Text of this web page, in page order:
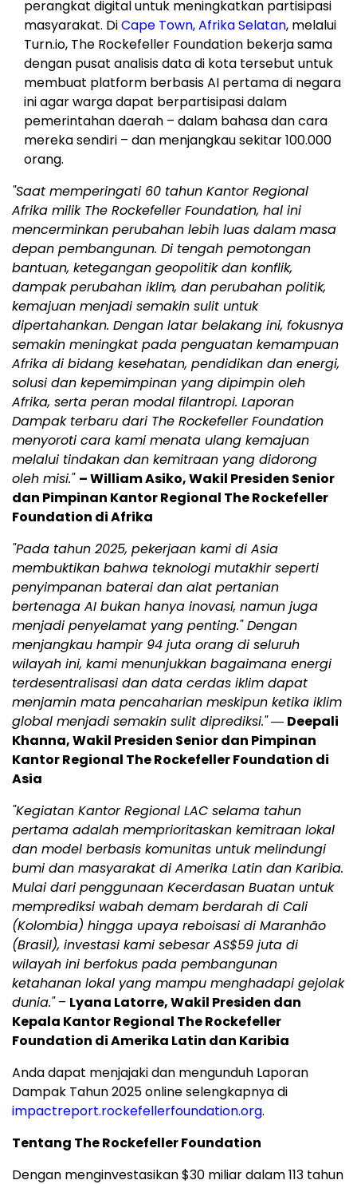
perangkat digital untuk meningkatkan partisipasi
masyarakat. DiCape Town, Afrika Selatan, melalui
Turn.io, The Rockefeller Foundation bekerja sama
dengan pusat analisis data di kota tersebut untuk
membuat platform berbasis AI pertama di negara
ini agar warga dapat berpartisipasi dalam
pemerintahan daerah – dalam bahasa dan cara
mereka sendiri – dan menjangkau sekitar 100.000
orang.
"Saat memperingati 60 tahun Kantor Regional
Afrika milik The Rockefeller Foundation, hal ini
mencerminkan perubahan lebih luas dalam masa
depan pembangunan. Di tengah pemotongan
bantuan, ketegangan geopolitik dan konflik,
dampak perubahan iklim, dan perubahan politik,
kemajuan menjadi semakin sulit untuk
dipertahankan. Dengan latar belakang ini, fokusnya
semakin meningkat pada penguatan kemampuan
Afrika di bidang kesehatan, pendidikan dan energi,
solusi dan kepemimpinan yang dipimpin oleh
Afrika, serta peran modal filantropi. Laporan
Dampak terbaru dari The Rockefeller Foundation
menyoroti cara kami menata ulang kemajuan
melalui tindakan dan kemitraan yang didorong
oleh misi." – William Asiko, Wakil Presiden Senior
dan Pimpinan Kantor Regional The Rockefeller
Foundation di Afrika
"Pada tahun 2025, pekerjaan kami di Asia
membuktikan bahwa teknologi mutakhir seperti
penyimpanan baterai dan alat pertanian
bertenaga AI bukan hanya inovasi, namun juga
menjadi penyelamat yang penting." Dengan
menjangkau hampir 94 juta orang di seluruh
wilayah ini, kami menunjukkan bagaimana energi
terdesentralisasi dan data cerdas iklim dapat
menjamin mata pencaharian meskipun ketika iklim
global menjadi semakin sulit diprediksi."― Deepali
Khanna, Wakil Presiden Senior dan Pimpinan
Kantor Regional The Rockefeller Foundation di
Asia
"Kegiatan Kantor Regional LAC selama tahun
pertama adalah memprioritaskan kemitraan lokal
dan model berbasis komunitas untuk melindungi
bumi dan masyarakat di Amerika Latin dan Karibia.
Mulai dari penggunaan Kecerdasan Buatan untuk
memprediksi wabah demam berdarah di Cali
(Kolombia) hingga upaya reboisasi di Maranhão
(Brasil), investasi kami sebesar AS$59 juta di
wilayah ini berfokus pada pembangunan
ketahanan lokal yang mampu menghadapi gejolak
dunia."– Lyana Latorre, Wakil Presiden dan
Kepala Kantor Regional The Rockefeller
Foundation di Amerika Latin dan Karibia
Anda dapat menjajaki dan mengunduh Laporan
Dampak Tahun 2025 online selengkapnya di
impactreport.rockefellerfoundation.org.
Tentang The Rockefeller Foundation
Dengan menginvestasikan $30 miliar dalam 113 tahun